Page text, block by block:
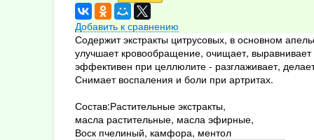
Добавить к сравнению
Содержит экстракты цитрусовых, в основном
улучшает кровообращение, очищает,
эффективен при целлюлите - разглаживает,
Снимает воспаления и боли при артритах.
Состав:Растительные экстракты,
масла растительные, масла эфирные,
Воск пчелиный, камфора, ментол